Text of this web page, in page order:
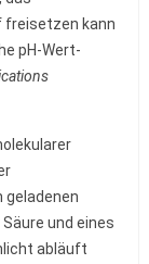
freisetzen kann
pH-Wert-
geladenen
und eines
abläuft